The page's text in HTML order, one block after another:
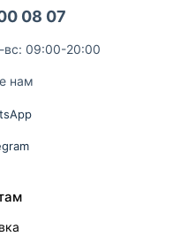
08 07
вс: 09:00-20:00
нам